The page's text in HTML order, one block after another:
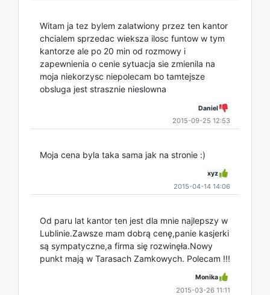
Witam ja tez bylem zalatwiony przez ten kantor
chcialem sprzedac wieksza ilosc funtow w tym
kantorze ale po 20 min od rozmowy i
zapewnienia o cenie sytuacja sie zmienila na
moja niekorzysc niepolecam bo tamtejsze
obsluga jest strasznie nieslowna
Daniel
2015-09-25 12:53
Moja cena byla taka sama jak na stronie :)
xyz
2015-04-14 14:06
Od paru lat kantor ten jest dla mnie najlepszy w
Lublinie.Zawsze mam dobrą cenę,panie kasjerki
są sympatyczne,a firma się rozwinęła.Nowy
punkt mają w Tarasach Zamkowych. Polecam !!!
Monika
2015-03-26 11:11